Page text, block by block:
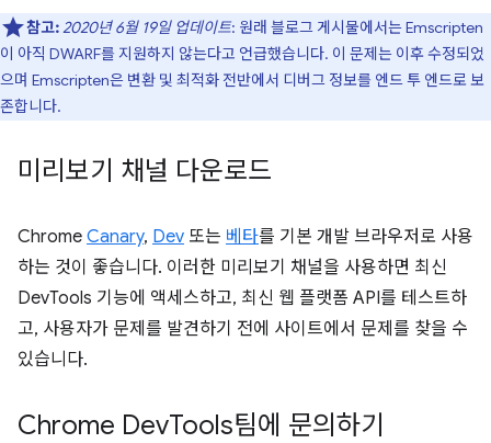
참고:2020년 6월 19일 업데이트: 원래 블로그 게시물에서는 Emscripten
이 아직 DWARF를 지원하지 않는다고 언급했습니다. 이 문제는 이후 수정되었
으며 Emscripten은 변환 및 최적화 전반에서 디버그 정보를 엔드 투 엔드로 보
존합니다.
미리보기 채널 다운로드
Chrome Canary, Dev 또는 베타를 기본 개발 브라우저로 사용
하는 것이 좋습니다. 이러한 미리보기 채널을 사용하면 최신
DevTools 기능에 액세스하고, 최신 웹 플랫폼 API를 테스트하
고, 사용자가 문제를 발견하기 전에 사이트에서 문제를 찾을 수
있습니다.
Chrome DevTools팀에 문의하기